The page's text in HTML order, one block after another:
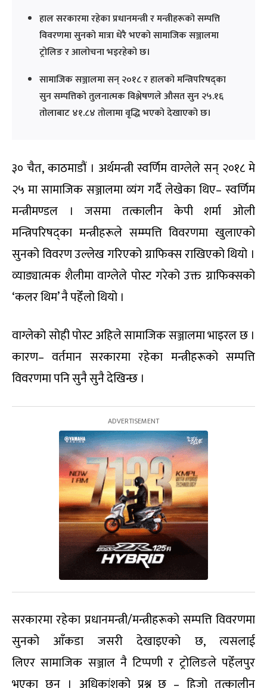
हाल सरकारमा रहेका प्रधानमन्त्री र मन्त्रीहरूको सम्पत्ति
विवरणमा सुनको मात्रा धेरै भएको सामाजिक सञ्जालमा
ट्रोलिङ र आलोचना भइरहेको छ।
सामाजिक सञ्जालमा सन् २०१८ र हालको मन्त्रिपरिषद्का
सुन सम्पत्तिको तुलनात्मक विश्लेषणले औसत सुन २५.१६
तोलाबाट ४१.८४ तोलामा वृद्धि भएको देखाएको छ।
३० चैत, काठमाडौं । अर्थमन्त्री स्वर्णिम वाग्लेले सन् २०१८ मे
२५ मा सामाजिक सञ्जालमा व्यंग गर्दै लेखेका थिए– स्वर्णिम
मन्त्रीमण्डल । जसमा तत्कालीन केपी शर्मा ओली
मन्त्रिपरिषद्का मन्त्रीहरूले सम्म्पत्ति विवरणमा खुलाएको
सुनको विवरण उल्लेख गरिएको ग्राफिक्स राखिएको थियो ।
व्याङ्यात्मक शैलीमा वाग्लेले पोस्ट गरेको उक्त ग्राफिक्सको
‘कलर थिम’ नै पहेँलो थियो ।
वाग्लेको सोही पोस्ट अहिले सामाजिक सञ्जालमा भाइरल छ ।
कारण– वर्तमान सरकारमा रहेका मन्त्रीहरूको सम्पत्ति
विवरणमा पनि सुनै सुनै देखिन्छ ।
सरकारमा रहेका प्रधानमन्त्री/मन्त्रीहरूको सम्पत्ति विवरणमा
सुनको आँकडा जसरी देखाइएको छ, त्यसलाई
लिएर सामाजिक सञ्जाल नै टिप्पणी र ट्रोलिङले पहेँलपुर